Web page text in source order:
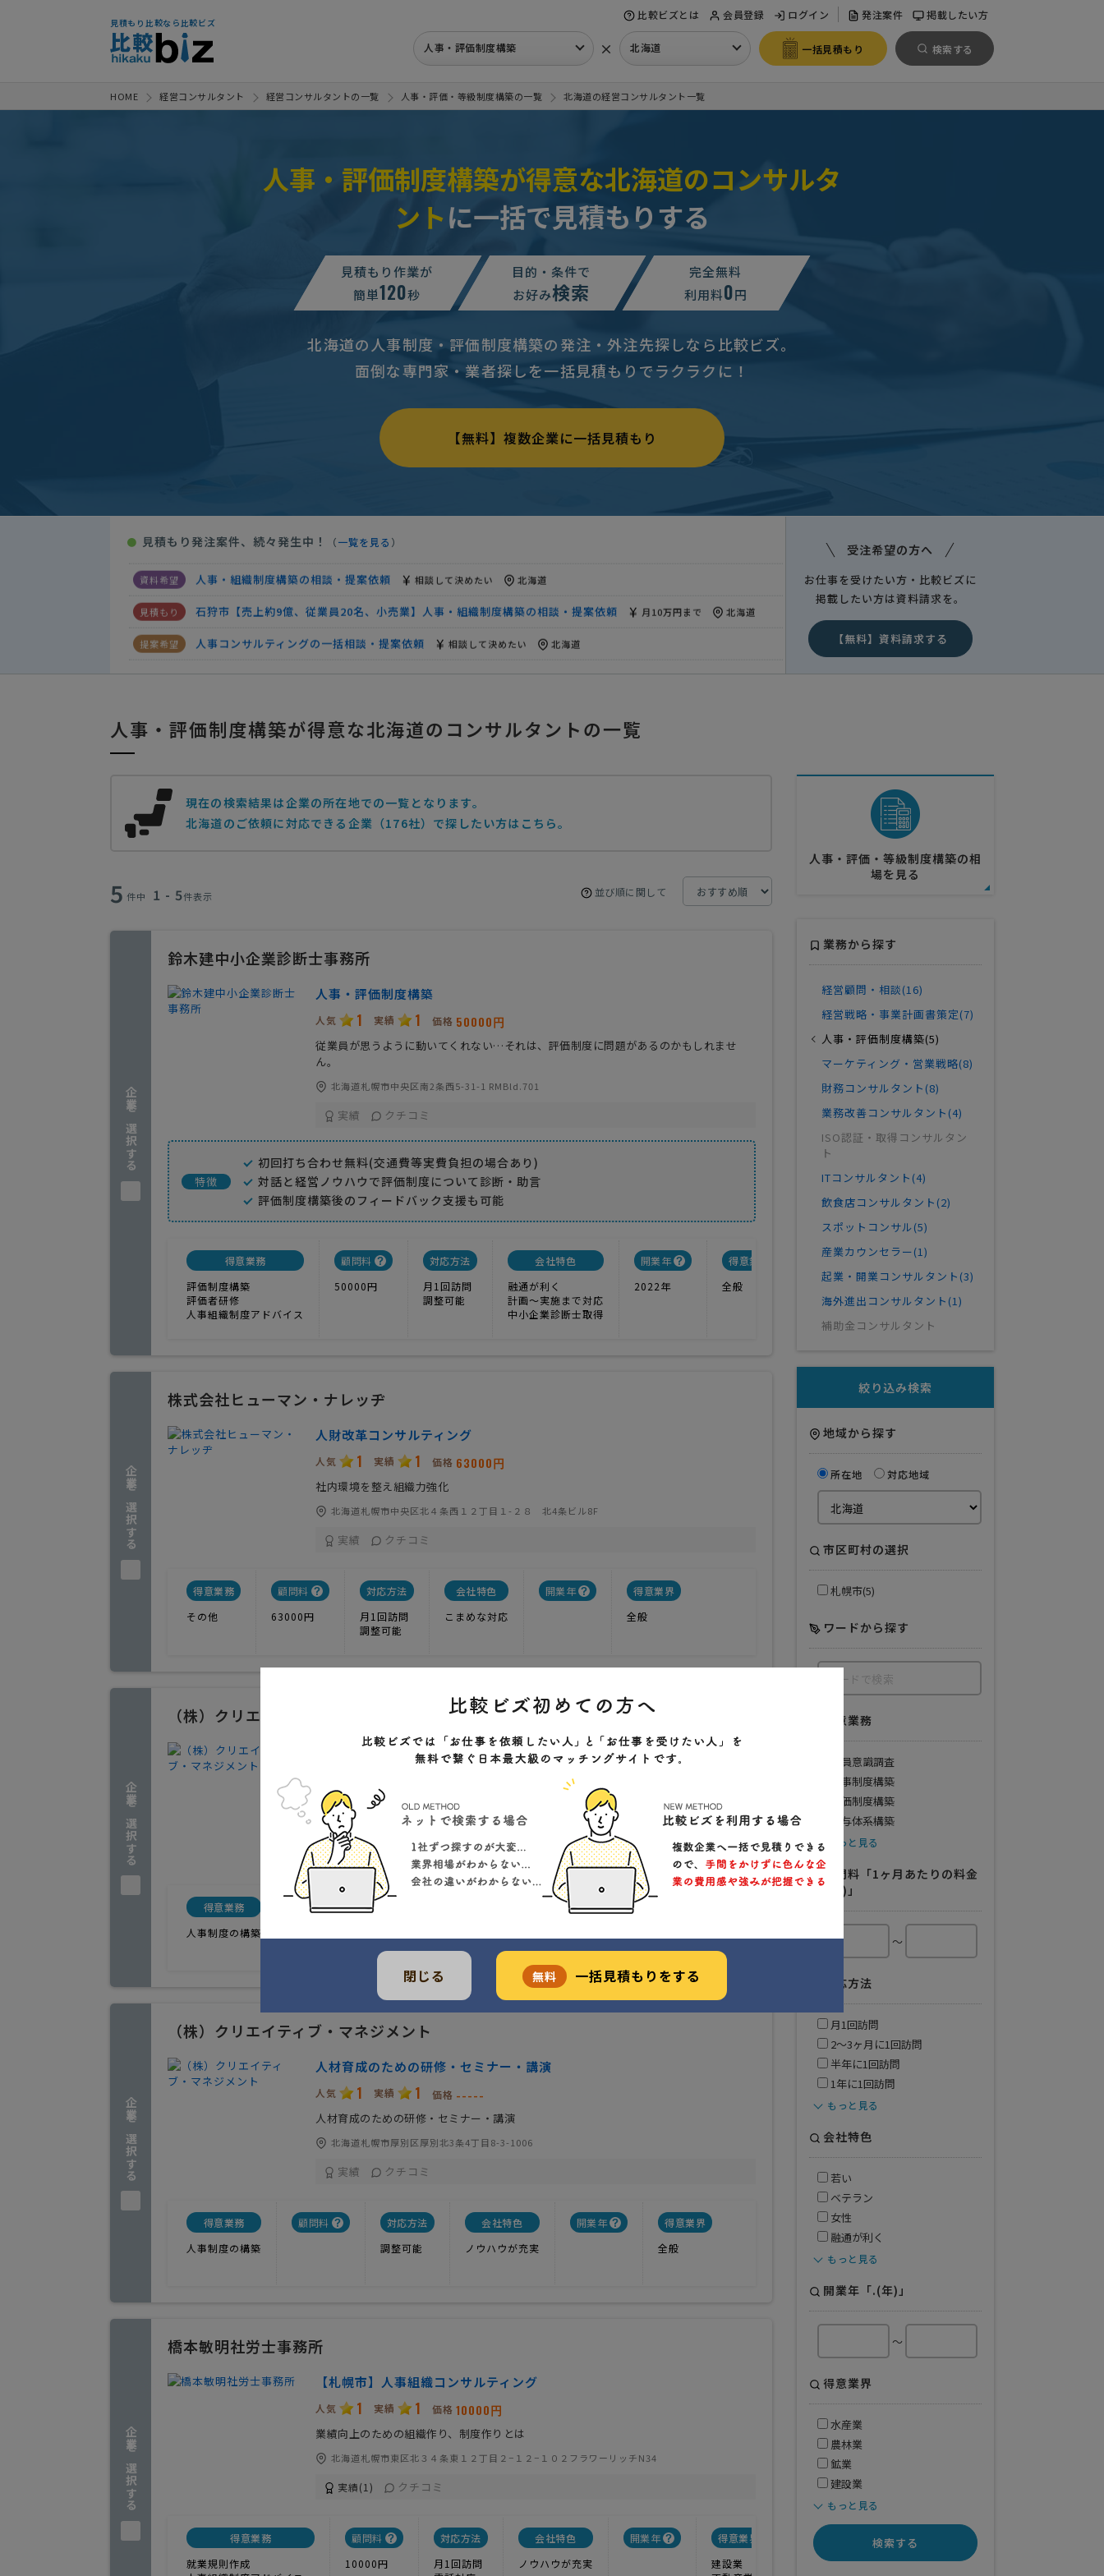
見積もり比較なら比較ビズ
比較ビズとは 会員登録 ログイン 発注案件 掲載したい方
人事・評価制度構築 × 北海道 一括見積もり 検索する
HOME 経営コンサルタント 経営コンサルタントの一覧 人事・評価・等級制度構築の一覧 北海道の経営コンサルタント一覧
人事・評価制度構築が得意な北海道のコンサルタ
ントに一括で見積もりする
見積もり作業が
簡単120秒
目的・条件で
お好み検索
完全無料
利用料0円
北海道の人事制度・評価制度構築の発注・外注先探しなら比較ビズ。
面倒な専門家・業者探しを一括見積もりでラクラクに！
【無料】複数企業に一括見積もり
● 見積もり発注案件、続々発生中！ （一覧を見る ）
人事・組織制度構築の相談・提案依頼
石狩市【売上約9億、従業員20名、小売業】人事・組織制度構築の相談・提案依頼
人事評価制度構築の相談・提案依頼 予算上限なし 北海道
人事・組織制度構築の相談・提案依頼
人事・組織制度構築の相談・提案依頼 相談して決めたい 北海道
石狩市【売上約9億、従業員20名、小売業】人事・組織制度構築の相談・提案依頼 月10万円まで 北海道
人事コンサルティングの一括相談・提案依頼 相談して決めたい 北海道
人事評価制度構築の相談・提案依頼 予算上限なし 北海道
人事・組織制度構築の相談・提案依頼 相談して決めたい 北海道
受注希望の方へ
お仕事を受けたい方・比較ビズに
掲載したい方は資料請求を。
【無料】資料請求する
人事・評価制度構築が得意な北海道のコンサルタントの一覧
現在の検索結果は企業の所在地での一覧となります。
北海道のご依頼に対応できる企業（176社）で探したい方はこちら。
5 件中 1 - 5件表示 並び順に関して
企業を選択する
鈴木建中小企業診断士事務所
人事・評価制度構築
人気 1 実績 1 価格 50000円
従業員が思うように動いてくれない…それは、評価制度に問題があるのかもしれませ
ん。
北海道札幌市中央区南2条西5-31-1 RMBld.701
実績 クチコミ
特徴
初回打ち合わせ無料(交通費等実費負担の場合あり)
対話と経営ノウハウで評価制度について診断・助言
評価制度構築後のフィードバック支援も可能
得意業務
評価制度構築
評価者研修
人事組織制度アドバイス
顧問料
50000円
対応方法
月1回訪問
調整可能
会社特色
融通が利く
計画〜実施まで対応
中小企業診断士取得
開業年
2022年
得意業界
全般
企業を選択する
株式会社ヒューマン・ナレッヂ
人財改革コンサルティング
人気 1 実績 1 価格 63000円
社内環境を整え組織力強化
北海道札幌市中央区北４条西１２丁目１-２８ 北4条ビル8F
実績 クチコミ
得意業務
その他
顧問料
63000円
対応方法
月1回訪問
調整可能
会社特色
こまめな対応
開業年
得意業界
全般
企業を選択する
（株）クリエイティブ・マネジメント
中長期経営計画策定と実践
中長期経営計画策定と実践
北海道札幌市厚別区厚別北3条4丁目8-3-1006
実績 クチコミ
得意業務
人事制度の構築
顧問料 開業年
企業を選択する
（株）クリエイティブ・マネジメント
人材育成のための研修・セミナー・講演
人気 1 実績 1 価格 -----
人材育成のための研修・セミナー・講演
北海道札幌市厚別区厚別北3条4丁目8-3-1006
実績 クチコミ
得意業務
人事制度の構築
顧問料
対応方法
調整可能
会社特色
ノウハウが充実
開業年
得意業界
全般
企業を選択する
橋本敏明社労士事務所
【札幌市】人事組織コンサルティング
人気 1 実績 1 価格 10000円
業績向上のための組織作り、制度作りとは
北海道札幌市東区北３４条東１２丁目２−１２−１０２フラワーリッチN34
実績(1) クチコミ
得意業務
就業規則作成
顧問料
10000円
対応方法
月1回訪問
会社特色
ノウハウが充実
開業年
得意業界
建設業
人事・評価・等級制度構築の相
場を見る
業務から探す
経営顧問・相談(16)
経営戦略・事業計画書策定(7)
人事・評価制度構築(5)
マーケティング・営業戦略(8)
財務コンサルタント(8)
業務改善コンサルタント(4)
ISO認証・取得コンサルタン
ト
ITコンサルタント(4)
飲食店コンサルタント(2)
スポットコンサル(5)
産業カウンセラー(1)
起業・開業コンサルタント(3)
海外進出コンサルタント(1)
補助金コンサルタント
絞り込み検索
地域から探す
所在地 対応地域
市区町村の選択
札幌市(5)
ワードから探す
得意業務
社員意識調査
人事制度構築
評価制度構築
給与体系構築
もっと見る
顧問料「1ヶ月あたりの料金
例.(円)」
～
対応方法
月1回訪問
2〜3ヶ月に1回訪問
半年に1回訪問
1年に1回訪問
もっと見る
会社特色
若い
ベテラン
女性
融通が利く
もっと見る
開業年「.(年)」
～
得意業界
水産業
農林業
鉱業
建設業
もっと見る
検索する
閉じる 無料 一括見積もりをする